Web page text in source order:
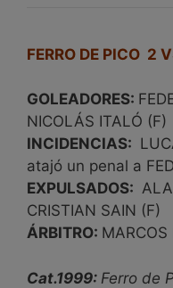
FERRO DE PICO 2
GOLEADORES:
NICOLÁS ITALÓ (F)
INCIDENCIAS:
atajó un penal a
EXPULSADOS:
CRISTIAN SAIN (F)
ÁRBITRO: MARCOS
Cat.1999: Ferro de